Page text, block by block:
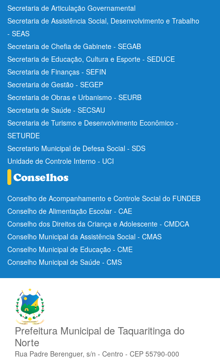
Secretaria de Articulação Governamental
Secretaria de Assistência Social, Desenvolvimento e Trabalho
- SEAS
Secretaria de Chefia de Gabinete - SEGAB
Secretaria de Educação, Cultura e Esporte - SEDUCE
Secretaria de Finanças - SEFIN
Secretaria de Gestão - SEGEP
Secretaria de Obras e Urbanismo - SEURB
Secretaria de Saúde - SECSAU
Secretaria de Turismo e Desenvolvimento Econômico -
SETURDE
Secretario Municipal de Defesa Social - SDS
Unidade de Controle Interno - UCI
Conselho de Acompanhamento e Controle Social do FUNDEB
Conselho de Alimentação Escolar - CAE
Conselho dos Direitos da Criança e Adolescente - CMDCA
Conselho Municipal da Assistência Social - CMAS
Conselho Municipal de Educação - CME
Conselho Municipal de Saúde - CMS
Prefeitura Municipal de Taquaritinga do
Norte
Rua Padre Berenguer, s/n - Centro - CEP 55790-000